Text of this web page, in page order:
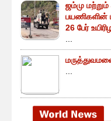
ஜம்மு
பயணிகளின்
26 பேர்
...
...